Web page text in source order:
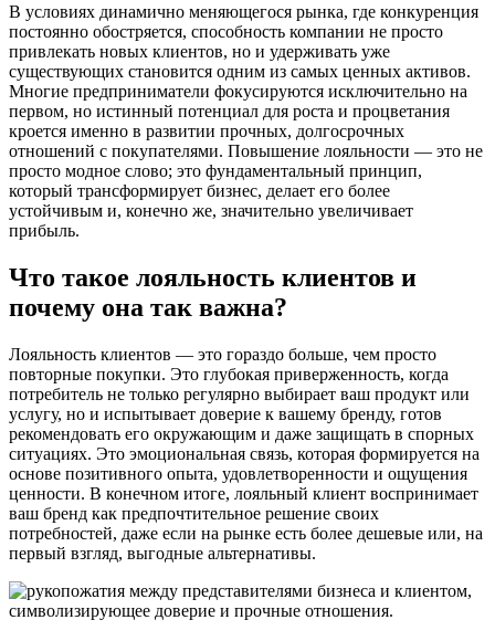
В условиях динамично меняющегося рынка, где конкуренция
постоянно обостряется, способность компании не просто
привлекать новых клиентов, но и удерживать уже
существующих становится одним из самых ценных активов.
Многие предприниматели фокусируются исключительно на
первом, но истинный потенциал для роста и процветания
кроется именно в развитии прочных, долгосрочных
отношений с покупателями. Повышение лояльности — это не
просто модное слово; это фундаментальный принцип,
который трансформирует бизнес, делает его более
устойчивым и, конечно же, значительно увеличивает
прибыль.
Что такое лояльность клиентов и
почему она так важна?
Лояльность клиентов — это гораздо больше, чем просто
повторные покупки. Это глубокая приверженность, когда
потребитель не только регулярно выбирает ваш продукт или
услугу, но и испытывает доверие к вашему бренду, готов
рекомендовать его окружающим и даже защищать в спорных
ситуациях. Это эмоциональная связь, которая формируется на
основе позитивного опыта, удовлетворенности и ощущения
ценности. В конечном итоге, лояльный клиент воспринимает
ваш бренд как предпочтительное решение своих
потребностей, даже если на рынке есть более дешевые или, на
первый взгляд, выгодные альтернативы.